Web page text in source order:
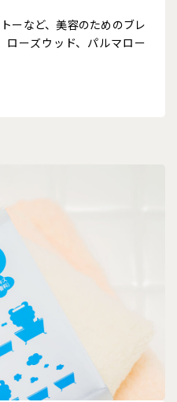
ーなど、美容のためのブレ
ローズウッド、パルマロー